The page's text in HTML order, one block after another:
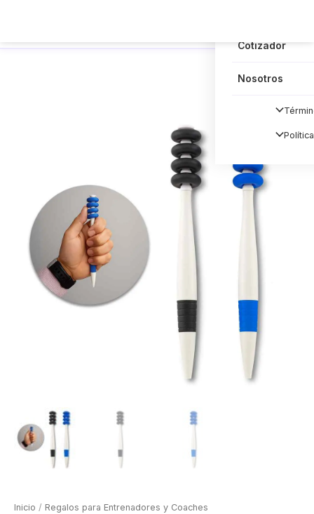
Cotizador
Nosotros
Inicio / Regalos para Entrenadores y Coaches